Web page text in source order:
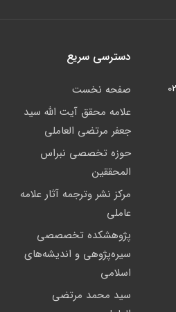
دسترسی سریع
صفحه نخست
علامه محقق آیت الله سید
جعفر مرتضی العاملی
حوزه تخصصی نبراس
المحققین
مركز نشر وترجمه آثار علامه
عاملی
پژوهشكده تخصصصى
سیره‌پژوهی و اندیشه‌های
اسلامی
سید محمد مرتضی